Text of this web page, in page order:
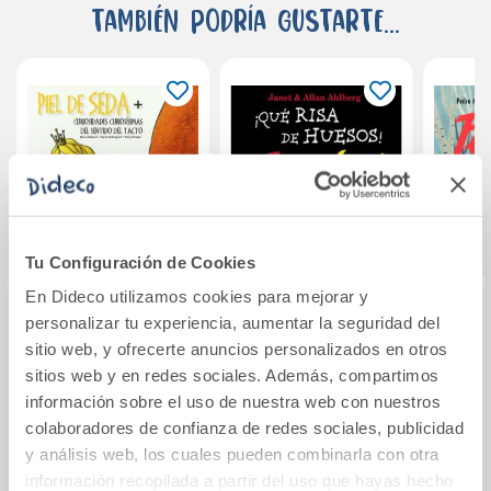
Tu Configuración de Cookies
En Dideco utilizamos cookies para mejorar y
personalizar tu experiencia, aumentar la seguridad del
sitio web, y ofrecerte anuncios personalizados en otros
sitios web y en redes sociales. Además, compartimos
información sobre el uso de nuestra web con nuestros
colaboradores de confianza de redes sociales, publicidad
y análisis web, los cuales pueden combinarla con otra
información recopilada a partir del uso que hayas hecho
También podría gustarte...
Piel de seda
curiosidades
curiosísimas del
sentido del tacto
3,95€
Comprar
¡Qué risa de
huesos!
16,00€
Comprar